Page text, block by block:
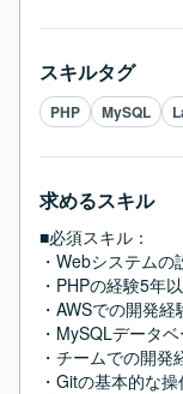
スキルタグ
PHP MySQL
求めるスキル
■必須スキル：
・Webシステム
・PHPの経験5年
・AWSでの開発経
・MySQLデータ
・チームでの開発
・Gitの基本的な操